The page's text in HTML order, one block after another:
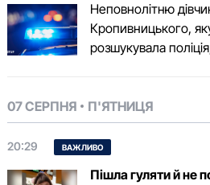
Неповнолітню
Кропивницького,
розшукувала
07 СЕРПНЯ П'ЯТНИЦЯ
20:29 ВАЖЛИВО
Пішла гуляти й не